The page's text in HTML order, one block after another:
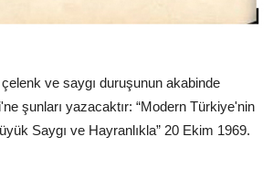
ve saygı duruşunun akabinde
şunları yazacaktır: “Modern Türkiye'nin
Saygı ve Hayranlıkla” 20 Ekim 1969.